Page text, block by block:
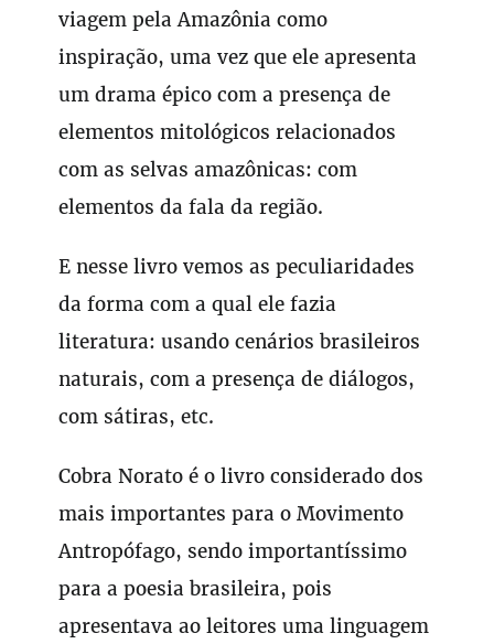
viagem pela Amazônia como
inspiração, uma vez que ele apresenta
um drama épico com a presença de
elementos mitológicos relacionados
com as selvas amazônicas: com
elementos da fala da região.
E nesse livro vemos as peculiaridades
da forma com a qual ele fazia
literatura: usando cenários brasileiros
naturais, com a presença de diálogos,
com sátiras, etc.
Cobra Norato é o livro considerado dos
mais importantes para o Movimento
Antropófago, sendo importantíssimo
para a poesia brasileira, pois
apresentava ao leitores uma linguagem